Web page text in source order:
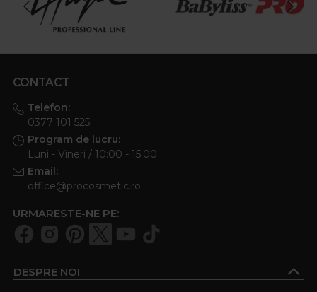
CONTACT
Telefon:
0377 101 525
Program de lucru:
Luni - Vineri / 10:00 - 15:00
Email:
office@procosmetic.ro
URMARESTE-NE PE:
DESPRE NOI